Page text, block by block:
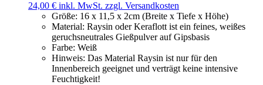
24,00 € inkl. MwSt. zzgl. Versandkosten
Größe: 16 x 11,5 x 2cm (Breite x Tiefe x Höhe)
Material: Raysin oder Keraflott ist ein feines, weißes
geruchsneutrales Gießpulver auf Gipsbasis
Farbe: Weiß
Hinweis: Das Material Raysin ist nur für den
Innenbereich geeignet und verträgt keine intensive
Feuchtigkeit!